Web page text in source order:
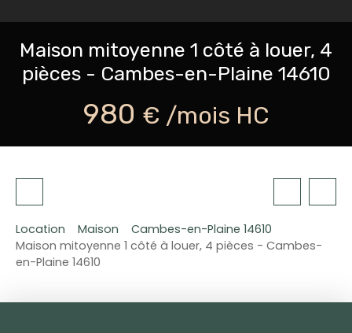
Maison mitoyenne 1 côté à louer, 4
pièces - Cambes-en-Plaine 14610
980 € /mois HC
Location Maison
Cambes-en-Plaine 14610
Maison mitoyenne 1 côté à louer, 4 pièces - Cambes-
en-Plaine 14610